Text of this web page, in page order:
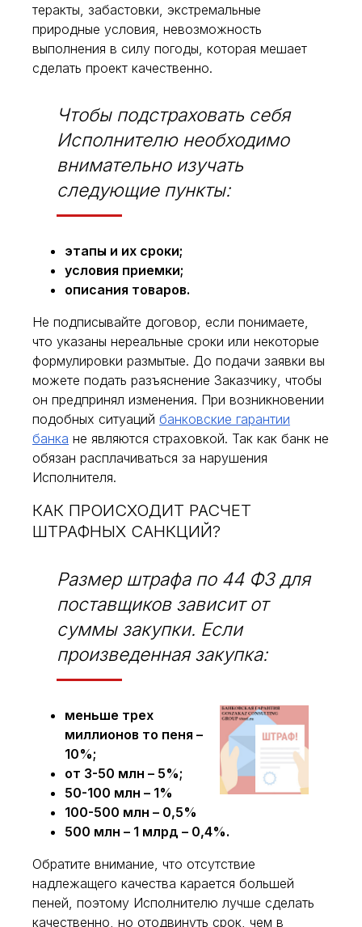
теракты, забастовки, экстремальные
природные условия, невозможность
выполнения в силу погоды, которая мешает
сделать проект качественно.
Чтобы подстраховать себя
Исполнителю необходимо
внимательно изучать
следующие пункты:
этапы и их сроки;
условия приемки;
описания товаров.
Не подписывайте договор, если понимаете,
что указаны нереальные сроки или некоторые
формулировки размытые. До подачи заявки вы
можете подать разъяснение Заказчику, чтобы
он предпринял изменения. При возникновении
подобных ситуаций банковские гарантии
банка не являются страховкой. Так как банк не
обязан расплачиваться за нарушения
Исполнителя.
КАК ПРОИСХОДИТ РАСЧЕТ
ШТРАФНЫХ САНКЦИЙ?
Размер штрафа по 44 ФЗ для
поставщиков зависит от
суммы закупки. Если
произведенная закупка:
меньше трех
миллионов то пеня –
10%;
от 3-50 млн – 5%;
50-100 млн – 1%
100-500 млн – 0,5%
500 млн – 1 млрд – 0,4%.
Обратите внимание, что отсутствие
надлежащего качества карается большей
пеней, поэтому Исполнителю лучше сделать
качественно, но отодвинуть срок, чем в